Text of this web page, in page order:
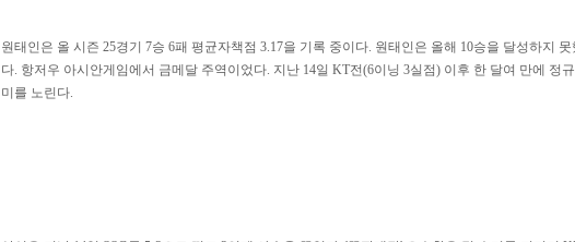
원태인은 올 시즌 25경기 7승 6패 평균자책점 3.17을 기록 중이다. 원태인은 올해 10승을 달성하지
다. 항저우 아시안게임에서 금메달 주역이었다. 지난 14일 KT전(6이닝 3실점) 이후 한 달여 만에 정
미를 노린다.